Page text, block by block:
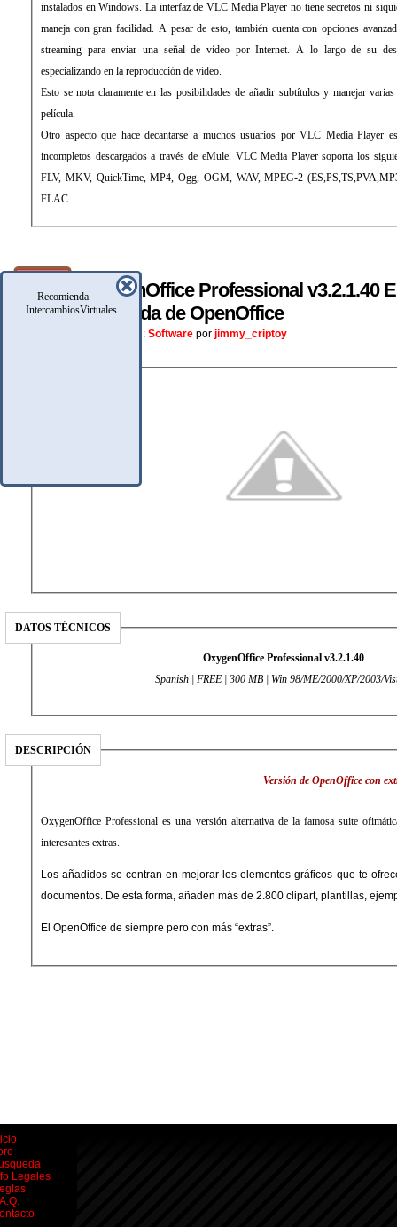
Recomienda
IntercambiosVirtuales
instalados en Windows. La interfaz de VLC Media Player no tiene secretos ni
maneja con gran facilidad. A pesar de esto, también cuenta con opciones
streaming para enviar una señal de vídeo por Internet. A lo largo de su
especializando en la reproducción de vídeo.
Esto se nota claramente en las posibilidades de añadir subtítulos y manejar
película.
Otro aspecto que hace decantarse a muchos usuarios por VLC Media Player
incompletos descargados a través de eMule. VLC Media Player soporta los
FLV, MKV, QuickTime, MP4, Ogg, OGM, WAV, MPEG-2
FLAC
noviembre
16
OxygenOffice Professional v3.2.1.40
Ampliada de OpenOffice
Posteado En: Software por jimmy_criptoy
DATOS TÉCNICOS
OxygenOffice Professional v3.2.1.40
Spanish | FREE | 300 MB | Win 98/ME/2000/XP/2003/
DESCRIPCIÓN
Versión de OpenOffice con
OxygenOffice Professional es una versión alternativa de la famosa suite
interesantes extras.
Los añadidos se centran en mejorar los elementos gráficos que te
documentos. De esta forma, añaden más de 2.800 clipart, plantillas,
El OpenOffice de siempre pero con más “extras”.
Legales